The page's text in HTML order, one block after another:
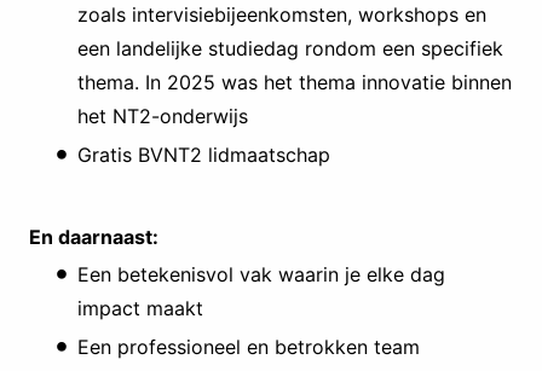
zoals intervisiebijeenkomsten, workshops en
een landelijke studiedag rondom een specifiek
thema. In 2025 was het thema innovatie binnen
het NT2-onderwijs
Gratis BVNT2 lidmaatschap
En daarnaast:
Een betekenisvol vak waarin je elke dag
impact maakt
Een professioneel en betrokken team